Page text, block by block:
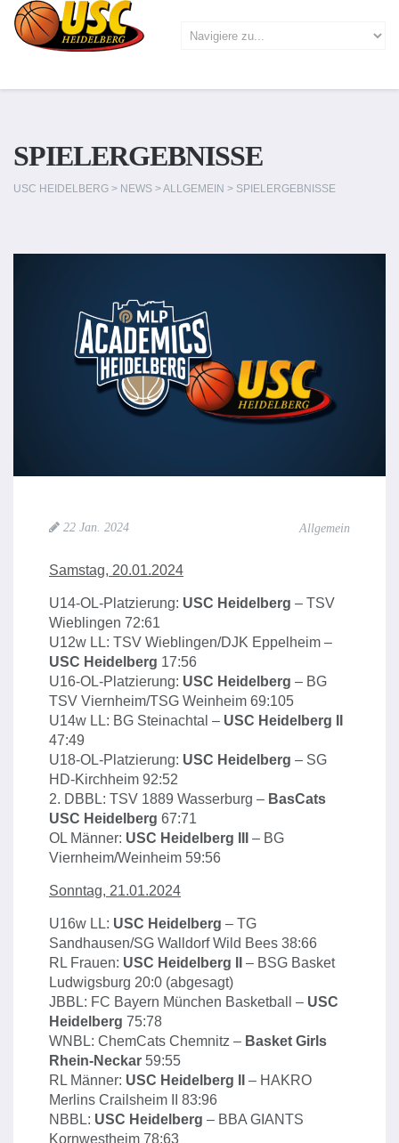
SPIELERGEBNISSE
USC HEIDELBERG > NEWS >ALLGEMEIN > SPIELERGEBNISSE
22 Jan. 2024 Allgemein
Samstag, 20.01.2024
U14-OL-Platzierung: USC Heidelberg – TSV
Wieblingen 72:61
U12w LL: TSV Wieblingen/DJK Eppelheim –
USC Heidelberg 17:56
U16-OL-Platzierung: USC Heidelberg – BG
TSV Viernheim/TSG Weinheim 69:105
U14w LL: BG Steinachtal – USC Heidelberg II
47:49
U18-OL-Platzierung: USC Heidelberg – SG
HD-Kirchheim 92:52
2. DBBL: TSV 1889 Wasserburg – BasCats
USC Heidelberg 67:71
OL Männer: USC Heidelberg III – BG
Viernheim/Weinheim 59:56
Sonntag, 21.01.2024
U16w LL: USC Heidelberg – TG
Sandhausen/SG Walldorf Wild Bees 38:66
RL Frauen: USC Heidelberg II – BSG Basket
Ludwigsburg 20:0 (abgesagt)
JBBL: FC Bayern München Basketball – USC
Heidelberg 75:78
WNBL: ChemCats Chemnitz – Basket Girls
Rhein-Neckar 59:55
RL Männer: USC Heidelberg II – HAKRO
Merlins Crailsheim II 83:96
NBBL: USC Heidelberg – BBA GIANTS
Kornwestheim 78:63